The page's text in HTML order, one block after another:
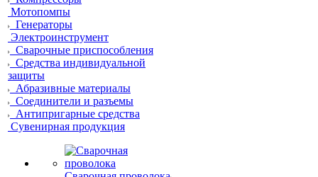
Мотопомпы
Генераторы
Электроинструмент
Сварочные приспособления
Средства индивидуальной
защиты
Абразивные материалы
Соединители и разъемы
Антипригарные средства
Сувенирная продукция